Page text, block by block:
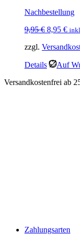
Nachbestellung
9,95€
war:
8,95 €
ist:
zzgl.
Details
Auf
Versandkostenfrei ab
Zahlungsarten